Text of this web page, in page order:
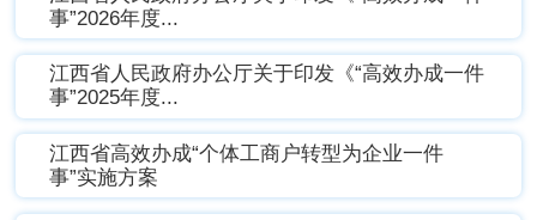
留学服务
网络车驾驶员从业资格审
查
事”2026年度...
江西省人民政府办公厅关于印发《“高效办成一件
事”2025年度...
江西省高效办成“个体工商户转型为企业一件
事”实施方案